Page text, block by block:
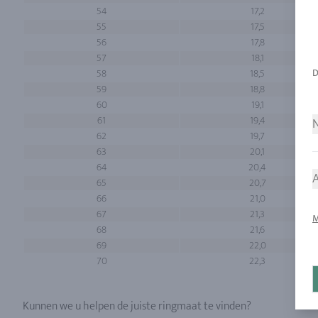
54
17,2
55
17,5
56
17,8
57
18,1
58
18,5
59
18,8
60
19,1
61
19,4
62
19,7
63
20,1
64
20,4
65
20,7
66
21,0
67
21,3
68
21,6
69
22,0
70
22,3
Kunnen we u helpen de juiste ringmaat te vinden?